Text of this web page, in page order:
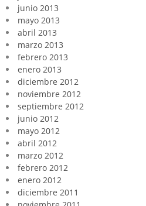
junio 2013
mayo 2013
abril 2013
marzo 2013
febrero 2013
enero 2013
diciembre 2012
noviembre 2012
septiembre 2012
junio 2012
mayo 2012
abril 2012
marzo 2012
febrero 2012
enero 2012
diciembre 2011